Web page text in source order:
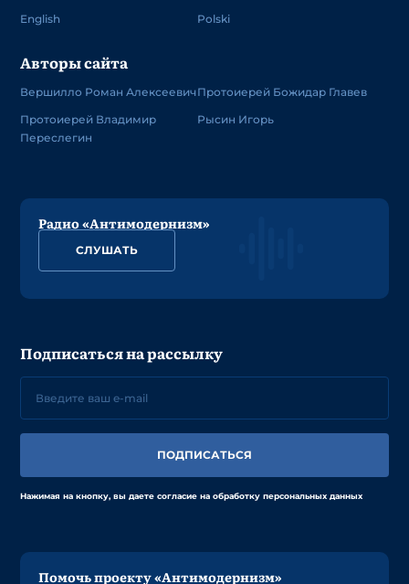
English
Polski
Авторы сайта
Вершилло Роман Алексеевич
Протоиерей Владимир
Переслегин
Протоиерей Божидар Главев
Рысин Игорь
Радио «Антимодернизм»
СЛУШАТЬ
Подписаться на рассылку
ПОДПИСАТЬСЯ
Нажимая на кнопку, вы даете согласие на обработку персональных данных
Помочь проекту «Антимодернизм»